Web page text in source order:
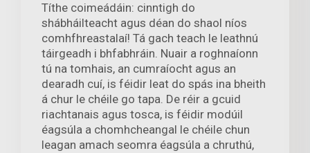
Títhe coimeádáin: cinntigh do
shábháilteacht agus déan do shaol níos
comhfhreastalaí! Tá gach teach le leathnú
táirgeadh i bhfabhráin. Nuair a roghnaíonn
tú na tomhais, an cumraíocht agus an
dearadh cuí, is féidir leat do spás ina bheith
á chur le chéile go tapa. De réir a gcuid
riachtanais agus tosca, is féidir modúil
éagsúla a chomhcheangal le chéile chun
leagan amach seomra éagsúla a chruthú,